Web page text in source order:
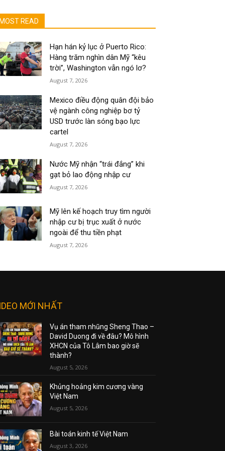
MOST READ
Hạn hán kỷ lục ở Puerto Rico:
Hàng trăm nghìn dân Mỹ “kêu
trời”, Washington vẫn ngó lơ?
August 7, 2026
Mexico điều động quân đội bảo
vệ ngành công nghiệp bơ tỷ
USD trước làn sóng bạo lực
cartel
August 7, 2026
Nước Mỹ nhận “trái đắng” khi
gạt bỏ lao động nhập cư
August 7, 2026
Mỹ lên kế hoạch truy tìm người
nhập cư bị trục xuất ở nước
ngoài để thu tiền phạt
August 7, 2026
MỚI NHẤT
Vụ án tham nhũng Sheng Thao –
David Duong đi về đâu? Mô hình
XHCN của Tô Lâm bao giờ sẽ
thành?
August 5, 2026
Khủng hoảng kim cương vàng
Việt Nam
August 5, 2026
Bài toán kinh tế Việt Nam
August 3, 2026